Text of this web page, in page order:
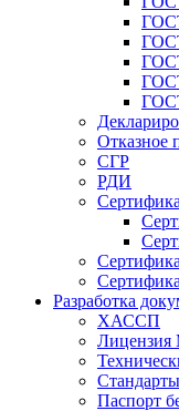
Отказное
СГР
РДИ
Разработка
ХАССП
Лицензия
Паспорт